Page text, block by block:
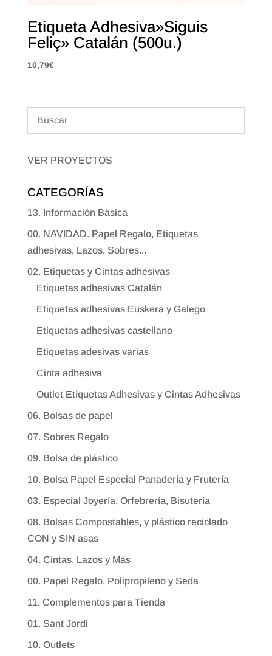
Etiqueta Adhesiva»Siguis
Feliç» Catalán (500u.)
10,79€
VER PROYECTOS
CATEGORÍAS
13. Información Bàsica
00. NAVIDAD. Papel Regalo, Etiquetas
adhesivas, Lazos, Sobres...
02. Etiquetas y Cintas adhesivas
Etiquetas adhesivas Catalán
Etiquetas adhesivas Euskera y Galego
Etiquetas adhesivas castellano
Etiquetas adesivas varias
Cinta adhesiva
Outlet Etiquetas Adhesivas y Cintas Adhesivas
06. Bolsas de papel
07. Sobres Regalo
09. Bolsa de plástico
10. Bolsa Papel Especial Panadería y Frutería
03. Especial Joyería, Orfebrería, Bisutería
08. Bolsas Compostables, y plástico reciclado
CON y SIN asas
04. Cintas, Lazos y Más
00. Papel Regalo, Polipropileno y Seda
11. Complementos para Tienda
01. Sant Jordi
10. Outlets